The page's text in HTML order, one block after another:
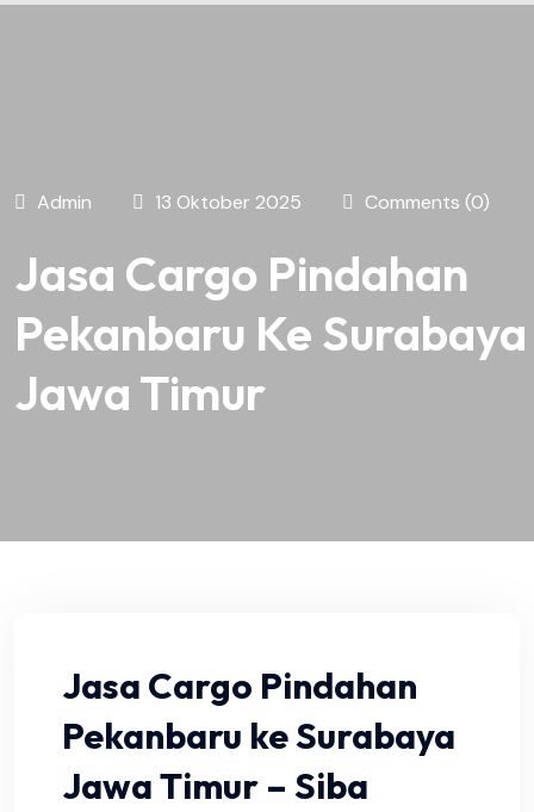
Admin 13 Oktober 2025 Comments (0)
Jasa Cargo Pindahan
Pekanbaru Ke Surabaya
Jawa Timur
Jasa Cargo Pindahan
Pekanbaru ke Surabaya
Jawa Timur – Siba